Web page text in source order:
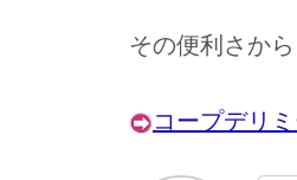
その便利さか
コープデリ